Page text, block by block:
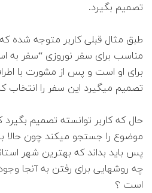
تصمیم بگیرد.
طبق مثال قبلی کاربر متوجه شده
مناسب برای سفر نوروزی “سفر به
برای او است و پس از مشورت با
تصمیم میگیرد این سفر را انتخاب
حال که کاربر توانسته تصمیم
موضوع را جستجو میکند چون حالا
پس باید بداند که بهترین شهر
چه روشهایی برای رفتن به آنجا
است ؟